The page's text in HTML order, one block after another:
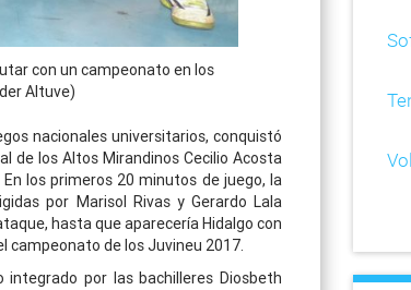
con un campeonato en los
Altuve)
nacionales universitarios, conquistó
de los Altos Mirandinos Cecilio Acosta
los primeros 20 minutos de juego, la
por Marisol Rivas y Gerardo Lala
hasta que aparecería Hidalgo con
campeonato de los Juvineu 2017.
por las bachilleres Diosbeth